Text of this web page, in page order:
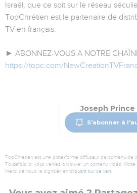
Israël, que ce soit sur le réseau
TopChrétien est le partenaire de
TV en français.
► ABONNEZ-VOUS A NOTRE
https://topc.com/
Joseph Prince
S'abonner à
TopChrétien est une plate-forme diffuseur de contenu de
Toutefois, si vous veniez à trouver un contenu vidéo
merci de nous le signaler en cliquant sur ce lien.